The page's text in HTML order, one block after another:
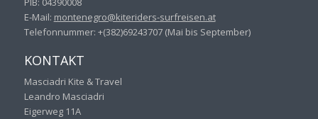
E-Mail: montenegro@kiteriders-surfreisen.at
Telefonnummer: +(382)69243707 (Mai bis September)
KONTAKT
Masciadri Kite & Travel
Leandro Masciadri
Eigerweg 11A